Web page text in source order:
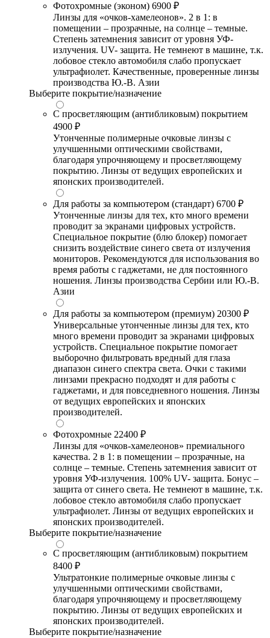
Фотохромные (эконом) 6900 ₽
Линзы для «очков-хамелеонов». 2 в 1: в
помещении – прозрачные, на солнце – темные.
Степень затемнения зависит от уровня УФ-
излучения. UV- защита. Не темнеют в машине, т.к.
лобовое стекло автомобиля слабо пропускает
ультрафиолет. Качественные, проверенные линзы
производства Ю.-В. Азии
Выберите покрытие/назначение
С просветляющим (антибликовым) покрытием
4900 ₽
Утонченные полимерные очковые линзы с
улучшенными оптическими свойствами,
благодаря упрочняющему и просветляющему
покрытию. Линзы от ведущих европейских и
японских производителей.
Для работы за компьютером (стандарт) 6700 ₽
Утонченные линзы для тех, кто много времени
проводит за экранами цифровых устройств.
Специальное покрытие (блю блокер) помогает
снизить воздействие синего света от излучения
мониторов. Рекомендуются для использования во
время работы с гаджетами, не для постоянного
ношения. Линзы производства Сербии или Ю.-В.
Азии
Для работы за компьютером (премиум) 20300 ₽
Универсальные утонченные линзы для тех, кто
много времени проводит за экранами цифровых
устройств. Специальное покрытие помогает
выборочно фильтровать вредный для глаза
диапазон синего спектра света. Очки с такими
линзами прекрасно подходят и для работы с
гаджетами, и для повседневного ношения. Линзы
от ведущих европейских и японских
производителей.
Фотохромные 22400 ₽
Линзы для «очков-хамелеонов» премиального
качества. 2 в 1: в помещении – прозрачные, на
солнце – темные. Степень затемнения зависит от
уровня УФ-излучения. 100% UV- защита. Бонус –
защита от синего света. Не темнеют в машине, т.к.
лобовое стекло автомобиля слабо пропускает
ультрафиолет. Линзы от ведущих европейских и
японских производителей.
Выберите покрытие/назначение
С просветляющим (антибликовым) покрытием
8400 ₽
Ультратонкие полимерные очковые линзы с
улучшенными оптическими свойствами,
благодаря упрочняющему и просветляющему
покрытию. Линзы от ведущих европейских и
японских производителей.
Выберите покрытие/назначение